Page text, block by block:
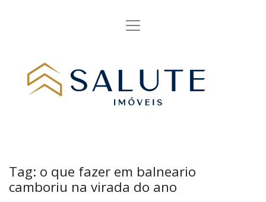
Tag: o que fazer em balneario
camboriu na virada do ano